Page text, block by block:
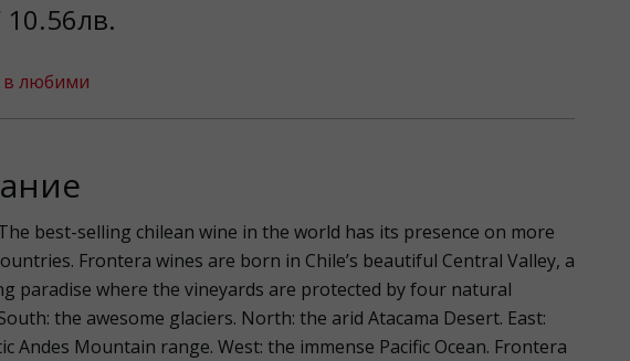
любими
best-selling chilean wine in the world has its presence on more
Frontera wines are born in Chile’s beautiful Central Valley, a
paradise where the vineyards are protected by four natural
the awesome glaciers. North: the arid Atacama Desert. East:
Andes Mountain range. West: the immense Pacific Ocean. Frontera